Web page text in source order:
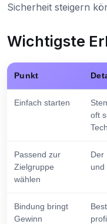
Sicherheit steigern
Wichtigste
Punkt
Einfach starten
oft
Passend zur
Zielgruppe
wählen
Der
und
Bindung bringt
Gewinn